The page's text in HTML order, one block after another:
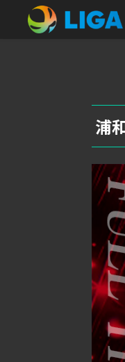
浦